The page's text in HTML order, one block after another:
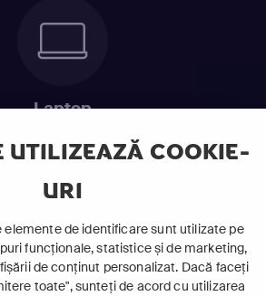
UTILIZEAZĂ COOKIE-
URI
elemente de identificare sunt utilizate pe
funcționale, statistice și de marketing,
de conținut personalizat. Dacă faceți
toate", sunteți de acord cu utilizarea
Laptop
ABONEAZĂ-TE ACUM
de sistem